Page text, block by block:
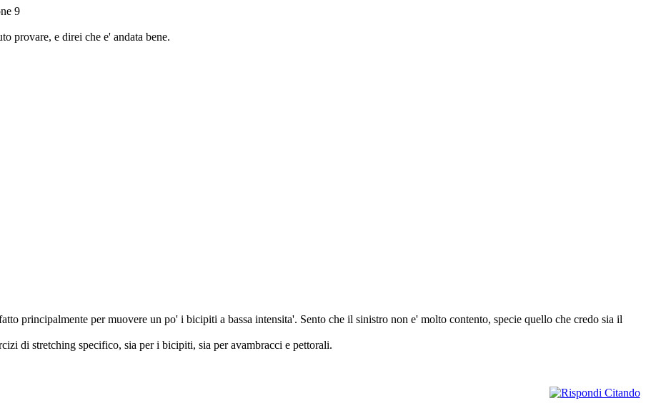
9
provare, e direi che e' andata bene.
principalmente per muovere un po' i bicipiti a bassa intensita'. Sento che il sinistro non e' molto contento, specie quello che credo sia il
di stretching specifico, sia per i bicipiti, sia per avambracci e pettorali.